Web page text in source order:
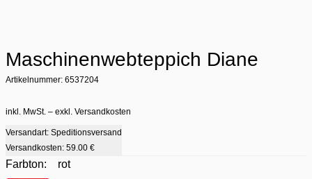
Maschinenwebteppich Diane
Artikelnummer: 6537204
inkl. MwSt. – exkl. Versandkosten
Versandart: Speditionsversand
Versandkosten: 59.00 €
Farbton:
rot